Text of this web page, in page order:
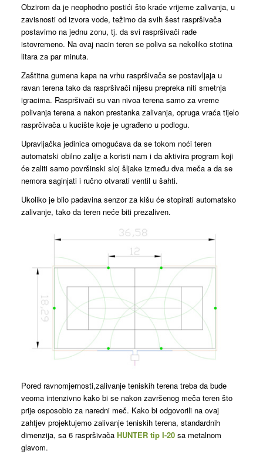
Obzirom da je neophodno postići što kraće vrijeme zalivanja, u
zavisnosti od izvora vode, težimo da svih šest raspršivača
postavimo na jednu zonu, tj. da svi raspršivači rade
istovremeno. Na ovaj nacin teren se poliva sa nekoliko stotina
litara za par minuta.
Zaštitna gumena kapa na vrhu raspršivača se postavljaja u
ravan terena tako da raspršivači nijesu prepreka niti smetnja
igracima. Raspršivači su van nivoa terena samo za vreme
polivanja terena a nakon prestanka zalivanja, opruga vraća tijelo
rasprčivača u kucište koje je ugrađeno u podlogu.
Upravljačka jedinica omogućava da se tokom noći teren
automatski obilno zalije a koristi nam i da aktivira program koji
će zaliti samo površinski sloj šljake između dva meča a da se
nemora saginjati i ručno otvarati ventil u šahti.
Ukoliko je bilo padavina senzor za kišu će stopirati automatsko
zalivanje, tako da teren neće biti prezaliven.
Pored ravnomjernosti,zalivanje teniskih terena treba da bude
veoma intenzivno kako bi se nakon završenog meča teren što
prije osposobio za naredni meč. Kako bi odgovorili na ovaj
zahtjev projektujemo zalivanje teniskih terena, standardnih
dimenzija, sa 6 raspršivača HUNTER tip I-20sa metalnom
glavom.